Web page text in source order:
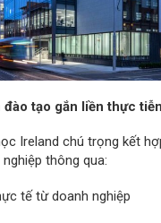
tạo gắn liền thực tiễn
Ireland chú trọng kết
thông qua:
tế từ doanh nghiệp